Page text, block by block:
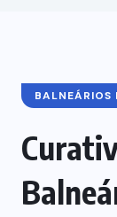
BALNEÁRIOS